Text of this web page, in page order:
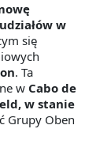
w
się
. Ta
w Cabo de
w stanie
Grupy Oben